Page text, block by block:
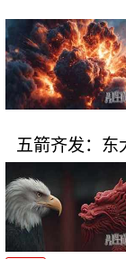
五箭齐发：东